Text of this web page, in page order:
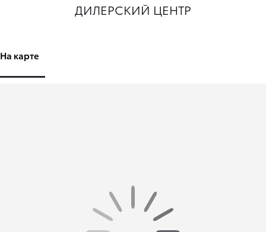
ДИЛЕРСКИЙ ЦЕНТР
На карте